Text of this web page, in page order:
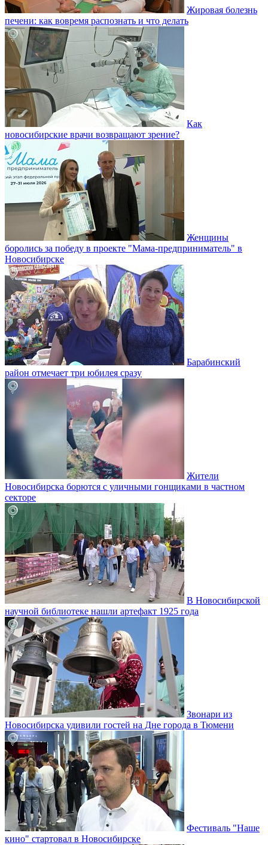
Жировая болезнь
печени: как вовремя распознать и что делать
Как
новосибирские врачи возвращают зрение?
Женщины
боролись за победу в проекте "Мама-предприниматель" в
Новосибирске
Барабинский
район отмечает три юбилея сразу
Жители
Новосибирска борются с уличными гонщиками в частном
секторе
В Новосибирской
научной библиотеке нашли артефакт 1925 года
Звонари из
Новосибирска удивили гостей на Дне города в Тюмени
Фестиваль "Наше
кино" стартовал в Новосибирске